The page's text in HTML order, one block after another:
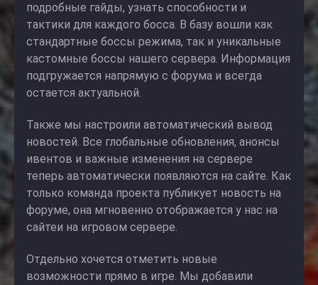
подробные гайды, узнать способности и
тактики для каждого босса. В базу вошли как
стандартные боссы режима, так и уникальные
кастомные боссы нашего сервера. Информация
подгружается напрямую с форума и всегда
остается актуальной.
Также мы настроили автоматический вывод
новостей. Все глобальные обновления, анонсы
ивентов и важные изменения на сервере
теперь автоматически появляются на сайте. Как
только команда проекта публикует новость на
форуме, она мгновенно отображается у нас на
сайтеи на игровом сервере.
Отдельно хочется отметить новые
возможности прямо в игре. Мы добавили